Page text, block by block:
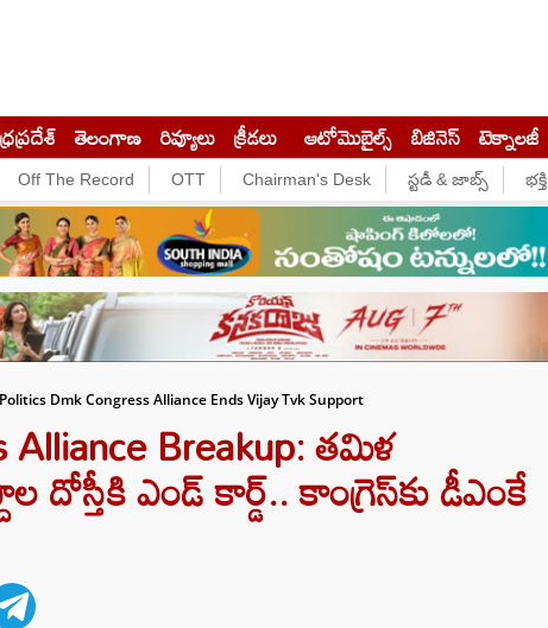
తెలంగాణ రివ్యూలు క్రీడలు ఆటోమొబైల్స్ బిజినెస్‌ టెక్నాలజీ
Off The Record OTT Chairman's Desk స్టడీ & జాబ్స్ భక్తి
Dmk Congress Alliance Ends Vijay Tvk Support
Alliance Breakup: తమిళ
ఎండ్ కార్డ్.. కాంగ్రెస్‌కు డీఎంకే